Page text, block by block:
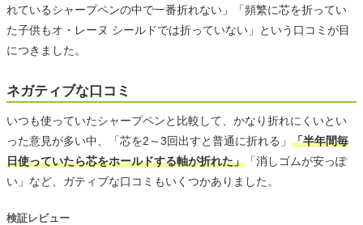
れているシャープペンの中で一番折れない」「頻繁に芯を折ってい
た子供もオ・レーヌ シールドでは折っていない」という口コミが目
につきました。
ネガティブな口コミ
いつも使っていたシャープペンと比較して、かなり折れにくいとい
った意見が多い中、「芯を2～3回出すと普通に折れる」 「半年間毎
日使っていたら芯をホールドする軸が折れた」 「消しゴムが安っぽ
い」など、ガティブな口コミもいくつかありました。
検証レビュー